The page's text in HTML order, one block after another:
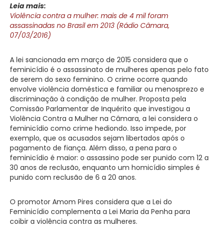
Leia mais:
Violência contra a mulher: mais de 4 mil foram
assassinadas no Brasil em 2013 (Rádio Câmara,
07/03/2016)
A lei sancionada em março de 2015 considera que o
feminicídio é o assassinato de mulheres apenas pelo fato
de serem do sexo feminino. O crime ocorre quando
envolve violência doméstica e familiar ou menosprezo e
discriminação à condição de mulher. Proposta pela
Comissão Parlamentar de Inquérito que investigou a
Violência Contra a Mulher na Câmara, a lei considera o
feminicídio como crime hediondo. Isso impede, por
exemplo, que os acusados sejam libertados após o
pagamento de fiança. Além disso, a pena para o
feminicídio é maior: o assassino pode ser punido com 12 a
30 anos de reclusão, enquanto um homicídio simples é
punido com reclusão de 6 a 20 anos.
O promotor Amom Pires considera que a Lei do
Feminicídio complementa a Lei Maria da Penha para
coibir a violência contra as mulheres.